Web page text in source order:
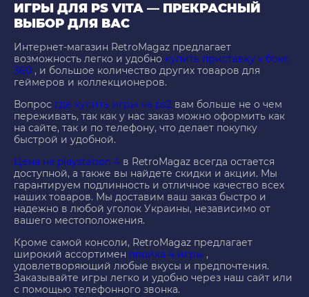
ИГРЫ ДЛЯ PS VITA — ПРЕКРАСНЫЙ
ВЫБОР ДЛЯ ВАС
Интернет-магазин RetroMagaz предлагает
возможность легко и удобно купить приставку х бокс
360 , и большое количество других товаров для
геймеров и коллекционеров.
Вопрос где купить игры на ps2 вам больше не о чем
переживать, так как у нас заказ можно оформить как
на сайте, так и по телефону, что делает покупку
быстрой и удобной.
Цена на playstation 4 в RetroMagaz всегда остается
доступной, а также вы найдете скидки и акции. Мы
гарантируем подлинность и отличное качество всех
наших товаров. Мы доставим ваш заказ быстро и
надежно в любой уголок Украины, независимо от
вашего местоположения.
Кроме самой консоли, RetroMagaz предлагает
широкий ассортимен плойка 4 игры ,
удовлетворяющий любые вкусы и предпочтения.
Заказывайте игры легко и удобно через наш сайт или
с помощью телефонного звонка.